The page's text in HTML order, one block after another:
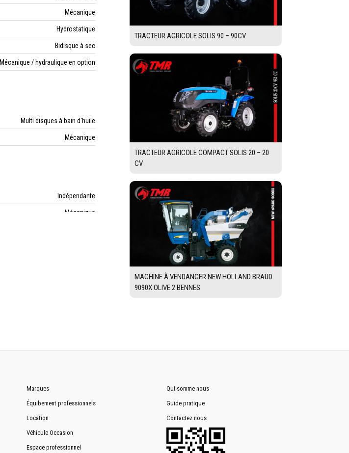
Mécanique
Hydrostatique
Bidisque à sec
Mécanique / hydraulique en option
Multi disques à bain d'huile
Mécanique
Indépendante
Mécanique
1 à 2 distributeurs
Standard
TRACTEUR AGRICOLE SOLIS 90 – 90CV
TRACTEUR AGRICOLE COMPACT SOLIS 20 – 20
CV
MACHINE À VENDANGER NEW HOLLAND BRAUD
9090X OLIVE 2 BENNES
Marques
Équibement professionnels
Location
Véhicule Occasion
Espace professionnel
Qui somme nous
Guide pratique
Contactez nous